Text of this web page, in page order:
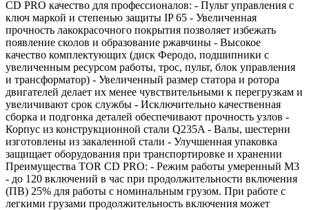
CD PRO качество для профессионалов: - Пульт управления с
ключ маркой и степенью защиты IP 65 - Увеличенная
прочность лакокрасочного покрытия позволяет избежать
появление сколов и образование ржавчины - Высокое
качество комплектующих (диск Феродо, подшипники с
увеличенным ресурсом работы, трос, пульт, блок управления
и трансформатор) - Увеличенный размер статора и ротора
двигателей делает их менее чувствительными к перегрузкам и
увеличивают срок службы - Исключительно качественная
сборка и подгонка деталей обеспечивают прочность узлов -
Корпус из конструкционной стали Q235A - Валы, шестерни
изготовлены из закаленной стали - Улучшенная упаковка
защищает оборудования при транспортировке и хранении
Преимущества TOR CD PRO: - Режим работы умеренный М3
- до 120 включений в час при продолжительности включения
(ПВ) 25% для работы с номинальным грузом. При работе с
легкими грузами продолжительность включения может